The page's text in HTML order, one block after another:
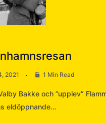
2021 1 Min Read
Bakke och ”upplev”
eldöppnande…